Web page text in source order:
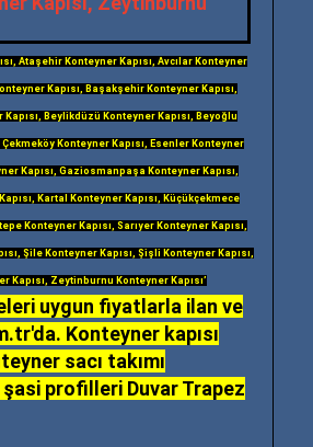
Ataşehir Konteyner Kapısı, Avcılar Konteyner
Kapısı, Başakşehir Konteyner Kapısı,
Beylikdüzü Konteyner Kapısı, Beyoğlu
Konteyner Kapısı, Esenler Konteyner
Kapısı, Gaziosmanpaşa Konteyner Kapısı,
Kartal Konteyner Kapısı, Küçükçekmece
Konteyner Kapısı, Sarıyer Konteyner Kapısı,
Şile Konteyner Kapısı, Şişli Konteyner Kapısı,
Kapısı, Zeytinburnu Konteyner Kapısı’
uygun fiyatlarla ilan ve
Konteyner kapısı
sacı takımı
şasi profilleri Duvar Trapez